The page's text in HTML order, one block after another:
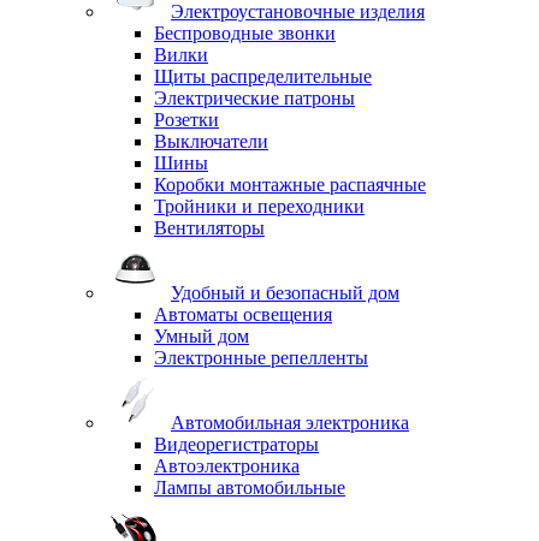
Электроустановочные изделия
Беспроводные звонки
Вилки
Щиты распределительные
Электрические патроны
Розетки
Выключатели
Шины
Коробки монтажные распаячные
Тройники и переходники
Вентиляторы
Удобный и безопасный дом
Автоматы освещения
Умный дом
Электронные репелленты
Автомобильная электроника
Видеорегистраторы
Автоэлектроника
Лампы автомобильные